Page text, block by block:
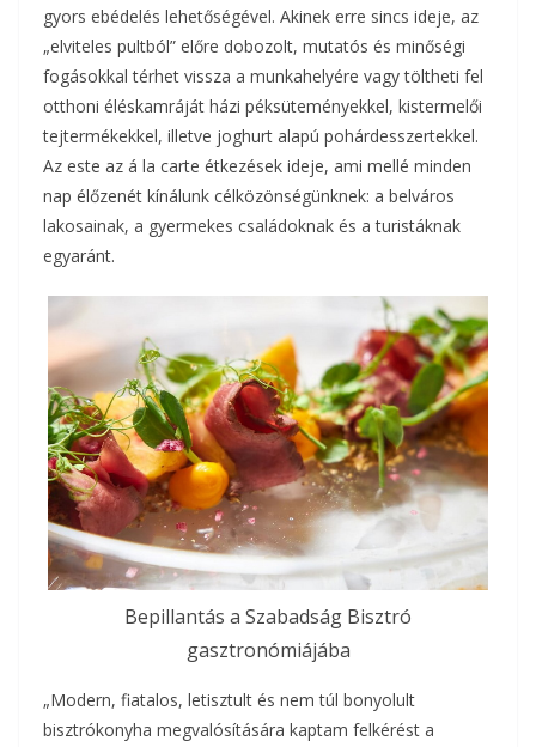
gyors ebédelés lehetőségével. Akinek erre sincs ideje, az
„elviteles pultból” előre dobozolt, mutatós és minőségi
fogásokkal térhet vissza a munkahelyére vagy töltheti fel
otthoni éléskamráját házi péksüteményekkel, kistermelői
tejtermékekkel, illetve joghurt alapú pohárdesszertekkel.
Az este az á la carte étkezések ideje, ami mellé minden
nap élőzenét kínálunk célközönségünknek: a belváros
lakosainak, a gyermekes családoknak és a turistáknak
egyaránt.
Bepillantás a Szabadság Bisztró
gasztronómiájába
„Modern, fiatalos, letisztult és nem túl bonyolult
bisztrókonyha megvalósítására kaptam felkérést a